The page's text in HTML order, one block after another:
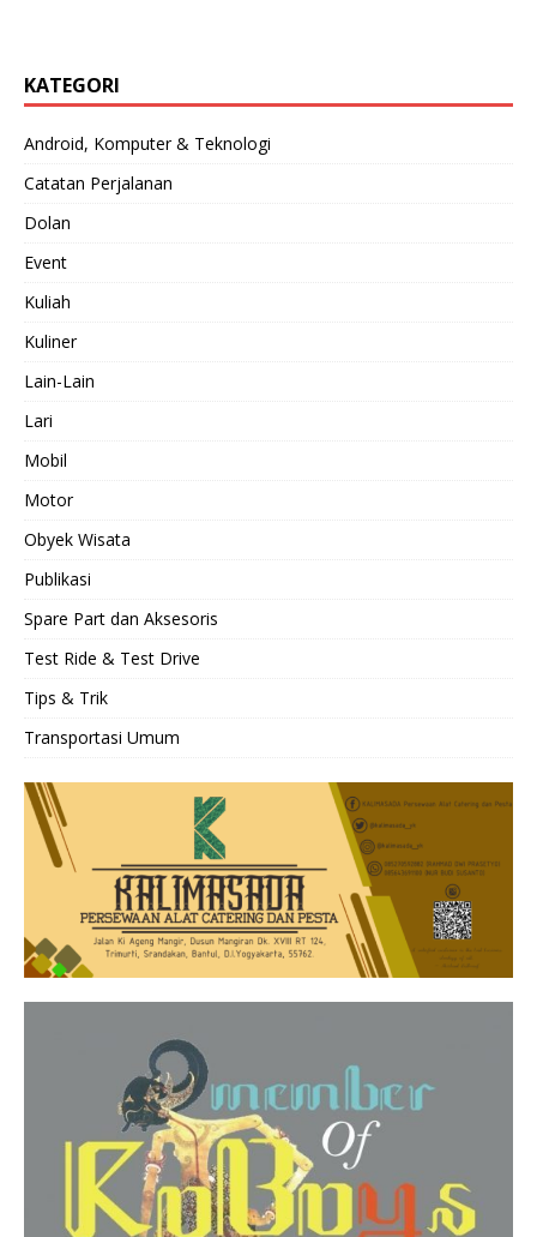
KATEGORI
Android, Komputer & Teknologi
Catatan Perjalanan
Dolan
Event
Kuliah
Kuliner
Lain-Lain
Lari
Mobil
Motor
Obyek Wisata
Publikasi
Spare Part dan Aksesoris
Test Ride & Test Drive
Tips & Trik
Transportasi Umum